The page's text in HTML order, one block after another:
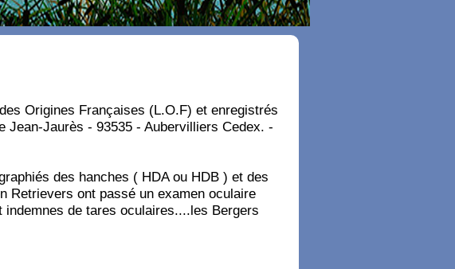
Origines Françaises (L.O.F) et enregistrés
Jean-Jaurès - 93535 - Aubervilliers Cedex. -
des hanches ( HDA ou HDB ) et des
Retrievers ont passé un examen oculaire
de tares oculaires....les Bergers